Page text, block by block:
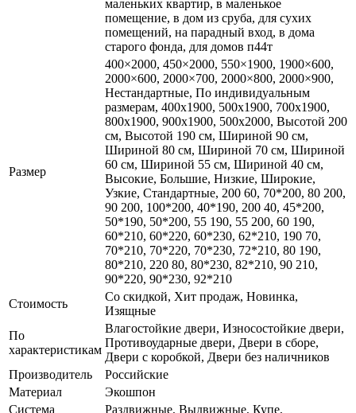
маленьких квартир, в маленькое
помещение, в дом из сруба, для сухих
помещений, на парадный вход, в дома
старого фонда, для домов п44т
Размер
400×2000, 450×2000, 550×1900, 1900×600,
2000×600, 2000×700, 2000×800, 2000×900,
Нестандартные, По индивидуальным
размерам, 400x1900, 500x1900, 700x1900,
800x1900, 900x1900, 500x2000, Высотой 200
см, Высотой 190 см, Шириной 90 см,
Шириной 80 см, Шириной 70 см, Шириной
60 см, Шириной 55 см, Шириной 40 см,
Высокие, Большие, Низкие, Широкие,
Узкие, Стандартные, 200 60, 70*200, 80 200,
90 200, 100*200, 40*190, 200 40, 45*200,
50*190, 50*200, 55 190, 55 200, 60 190,
60*210, 60*220, 60*230, 62*210, 190 70,
70*210, 70*220, 70*230, 72*210, 80 190,
80*210, 220 80, 80*230, 82*210, 90 210,
90*220, 90*230, 92*210
Стоимость
Со скидкой, Хит продаж, Новинка,
Изящные
По
характеристикам
Влагостойкие двери, Износостойкие двери,
Противоударные двери, Двери в сборе,
Двери с коробкой, Двери без наличников
Производитель
Российские
Материал
Экошпон
Система
Раздвижные, Выдвижные, Купе,